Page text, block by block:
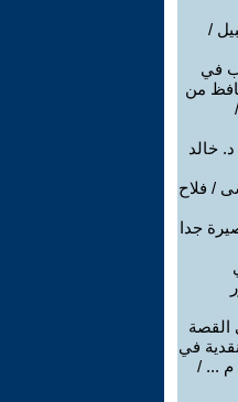
/
في
من
خالد
/ فلاح
جدا
القصة
في
... /